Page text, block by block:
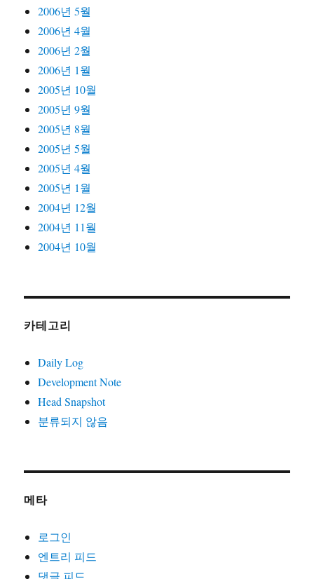
2006년 5월
2006년 4월
2006년 2월
2006년 1월
2005년 10월
2005년 9월
2005년 8월
2005년 5월
2005년 4월
2005년 1월
2004년 12월
2004년 11월
2004년 10월
카테고리
Daily Log
Development Note
Head Snapshot
분류되지 않음
메타
로그인
엔트리 피드